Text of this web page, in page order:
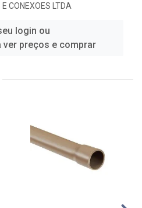
CONEXOES LTDA
login ou
ver preços e comprar